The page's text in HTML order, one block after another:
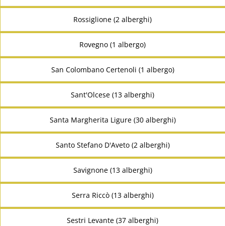
Rossiglione (2 alberghi)
Rovegno (1 albergo)
San Colombano Certenoli (1 albergo)
Sant'Olcese (13 alberghi)
Santa Margherita Ligure (30 alberghi)
Santo Stefano D'Aveto (2 alberghi)
Savignone (13 alberghi)
Serra Riccò (13 alberghi)
Sestri Levante (37 alberghi)